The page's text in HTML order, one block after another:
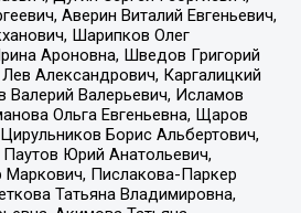
Аверин Виталий Евгеньевич,
Шарипков Олег
Ароновна, Шведов Григорий
Александрович, Каргалицкий
Валерий Валерьевич, Исламов
Ольга Евгеньевна, Щаров
Борис Альбертович,
Паутов Юрий Анатольевич,
Маркович, Пислакова-Паркер
Татьяна Владимировна,